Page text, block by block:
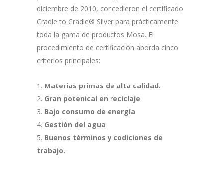
diciembre de 2010, concedieron el certificado
Cradle to Cradle® Silver para prácticamente
toda la gama de productos Mosa. El
procedimiento de certificación aborda cinco
criterios principales:
Materias primas de alta calidad.
Gran potenical en reciclaje
Bajo consumo de energía
Gestión del agua
Buenos términos y codiciones de
trabajo.